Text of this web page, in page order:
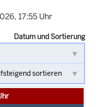
17:55 Uhr
Datum und Sortierung